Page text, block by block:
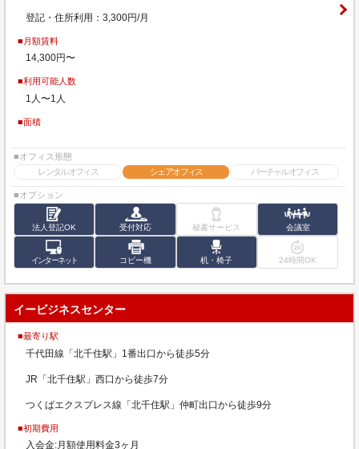
登記・住所利用：3,300円/月
■月額賃料
14,300円〜
■利用可能人数
1人〜1人
■面積
■オフィス形態
レンタルオフィス
シェアオフィス バーチャルオフィス
■オプション
法人登記OK 受付対応 秘書サービス 会議室
インターネット コピー機 机・椅子 24時間OK
イービジネスセンター
■最寄り駅
千代田線「北千住駅」1番出口から徒歩5分
JR「北千住駅」西口から徒歩7分
つくばエクスプレス線「北千住駅」仲町出口から徒歩9分
■初期費用
入会金:月額使用料金3ヶ月